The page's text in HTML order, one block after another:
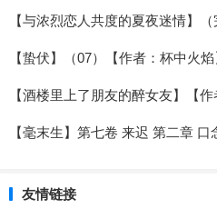
【与浓烈恋人共度的夏夜迷情】（
【蛰伏】（07）【作者：杯中火焰
【酒楼里上了朋友的醉女友】【作
【毫末生】第七卷 来迟 第二章 口
友情链接